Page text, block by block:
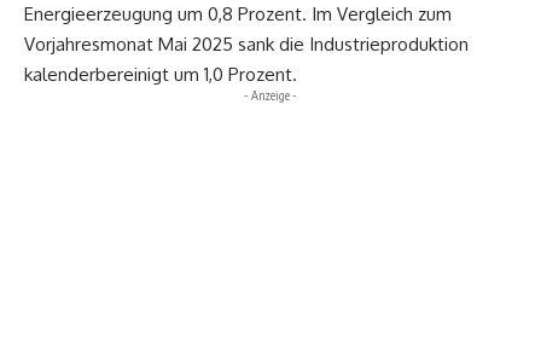
Energieerzeugung um 0,8 Prozent. Im Vergleich zum
Vorjahresmonat Mai 2025 sank die Industrieproduktion
kalenderbereinigt um 1,0 Prozent.
- Anzeige -